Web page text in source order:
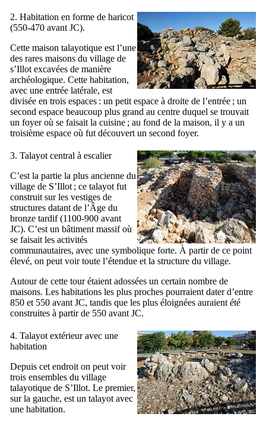
2. Habitation en forme de haricot
(550-470 avant JC).
Cette maison talayotique est l’une
des rares maisons du village de
s’Illot excavées de manière
archéologique. Cette habitation,
avec une entrée latérale, est
divisée en trois espaces : un petit espace à droite de l’entrée ; un
second espace beaucoup plus grand au centre duquel se trouvait
un foyer où se faisait la cuisine ; au fond de la maison, il y a un
troisième espace où fut découvert un second foyer.
3. Talayot central à escalier
C’est la partie la plus ancienne du
village de S’Illot ; ce talayot fut
construit sur les vestiges de
structures datant de l’Âge du
bronze tardif (1100-900 avant
JC). C’est un bâtiment massif où
se faisait les activités
communautaires, avec une symbolique forte. À partir de ce point
élevé, on peut voir toute l’étendue et la structure du village.
Autour de cette tour étaient adossées un certain nombre de
maisons. Les habitations les plus proches pourraient dater d’entre
850 et 550 avant JC, tandis que les plus éloignées auraient été
construites à partir de 550 avant JC.
4. Talayot extérieur avec une
habitation
Depuis cet endroit on peut voir
trois ensembles du village
talayotique de S’Illot. Le premier,
sur la gauche, est un talayot avec
une habitation.